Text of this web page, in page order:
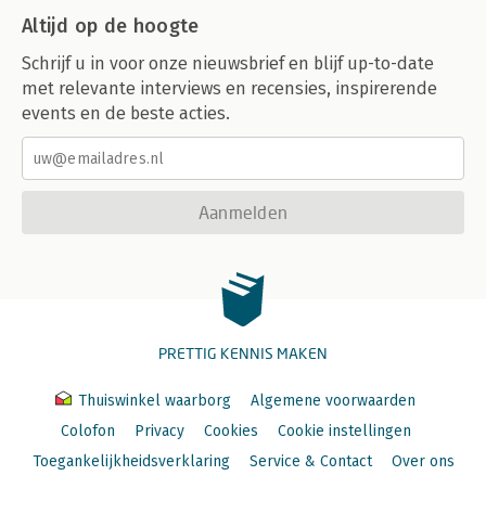
Altijd op de hoogte
Schrijf u in voor onze nieuwsbrief en blijf up-to-date
met relevante interviews en recensies, inspirerende
events en de beste acties.
Aanmelden
PRETTIG KENNIS MAKEN
Thuiswinkel waarborg
Algemene voorwaarden
Colofon
Privacy Cookies
Cookie instellingen
Toegankelijkheidsverklaring
Service & Contact Over ons